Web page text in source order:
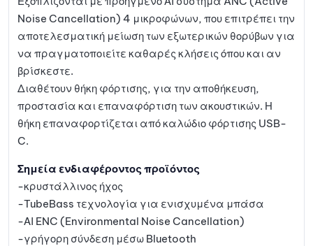
Noise Cancellation) 4 μικροφώνων, που επιτρέπει την
αποτελεσματική μείωση των εξωτερικών θορύβων για
να πραγματοποιείτε καθαρές κλήσεις όπου και αν
βρίσκεστε.
Διαθέτουν θήκη φόρτισης, για την αποθήκευση,
προστασία και επαναφόρτιση των ακουστικών. Η
θήκη επαναφορτίζεται από καλώδιο φόρτισης USB-
C.
Σημεία ενδιαφέροντος προϊόντος
-κρυστάλλινος ήχος
-TubeBass τεχνολογία για ενισχυμένα μπάσα
-ΑΙ ENC (Environmental Noise Cancellation)
-γρήγορη σύνδεση μέσω Bluetooth